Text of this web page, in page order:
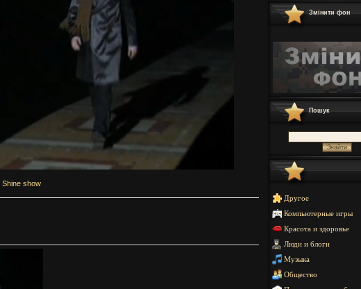
Shine show
Змінити фон
Пошук
Другое
Компьютерные игры
Красота и здоровье
Люди и блоги
Музыка
Общество